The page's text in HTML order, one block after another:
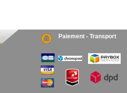
Paiement - Transport